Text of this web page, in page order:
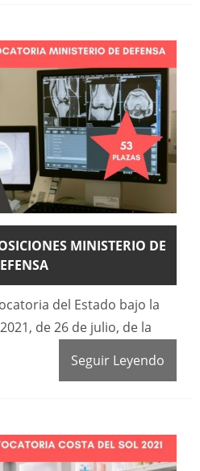
MINISTERIO DE
del Estado bajo la
de 26 de julio, de la
Seguir Leyendo